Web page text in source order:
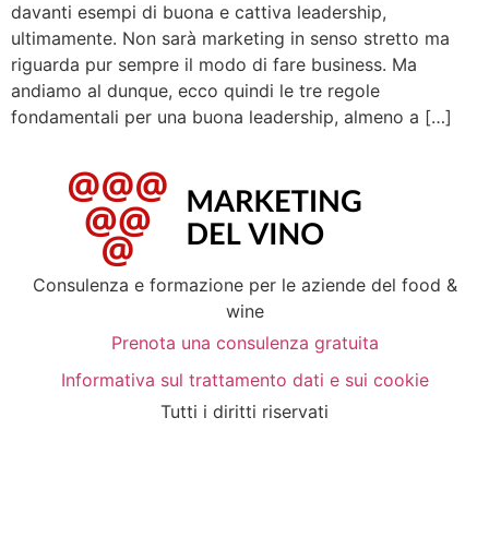
davanti esempi di buona e cattiva leadership,
ultimamente. Non sarà marketing in senso stretto ma
riguarda pur sempre il modo di fare business. Ma
andiamo al dunque, ecco quindi le tre regole
fondamentali per una buona leadership, almeno a […]
Consulenza e formazione per le aziende del food &
wine
Prenota una consulenza gratuita
Informativa sul trattamento dati e sui cookie
Tutti i diritti riservati